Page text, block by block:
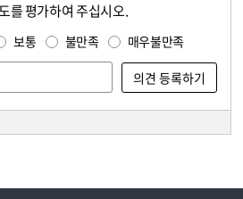
를 평가하여 주십시오.
보통 불만족 매우불만족